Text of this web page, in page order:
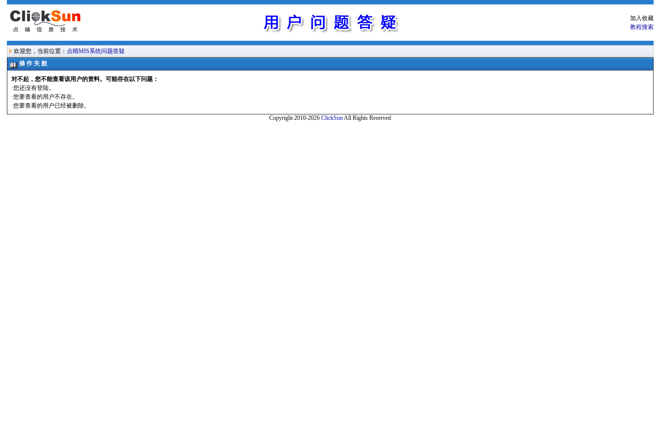
加入收藏
教程搜索
欢迎您，当前位置： 点晴MIS系统问题答疑
操 作 失 败
对不起，您不能查看该用户的资料。可能存在以下问题：
·您还没有登陆。
·您要查看的用户不存在。
·您要查看的用户已经被删除。
Copyright 2010-2026 ClickSunAll Rights Reserved